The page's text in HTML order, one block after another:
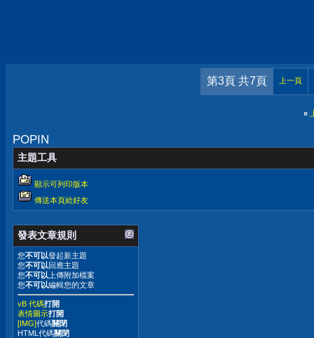
第3頁 共7頁 上一頁
«
POPIN
主題工具
顯示可列印版本
傳送本頁給好友
發表文章規則
您不可以發起新主題
您不可以回應主題
您不可以 上傳附加檔案
您不可以編輯您的文章
vB 代碼打開
表情圖示打開
[IMG]代碼關閉
HTML代碼關閉